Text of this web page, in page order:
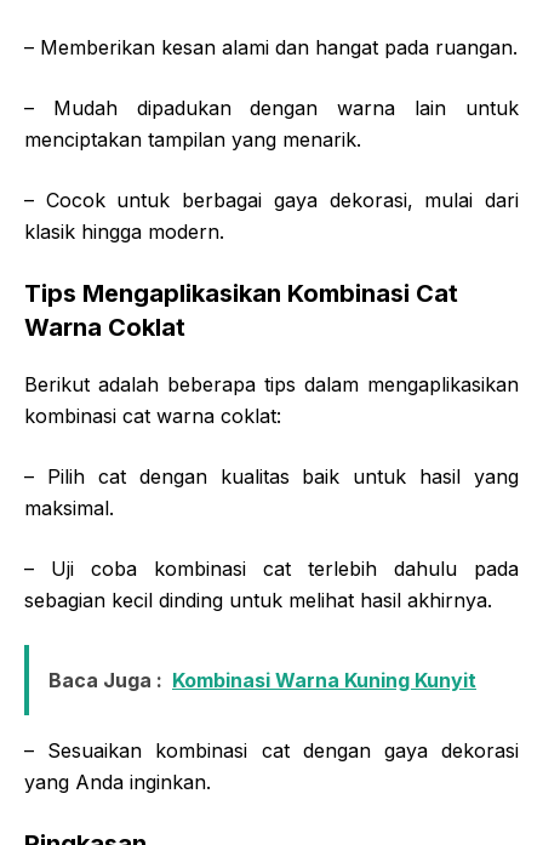
– Memberikan kesan alami dan hangat pada ruangan.
– Mudah dipadukan dengan warna lain untuk
menciptakan tampilan yang menarik.
– Cocok untuk berbagai gaya dekorasi, mulai dari
klasik hingga modern.
Tips Mengaplikasikan Kombinasi Cat
Warna Coklat
Berikut adalah beberapa tips dalam mengaplikasikan
kombinasi cat warna coklat:
– Pilih cat dengan kualitas baik untuk hasil yang
maksimal.
– Uji coba kombinasi cat terlebih dahulu pada
sebagian kecil dinding untuk melihat hasil akhirnya.
Baca Juga : Kombinasi Warna Kuning Kunyit
– Sesuaikan kombinasi cat dengan gaya dekorasi
yang Anda inginkan.